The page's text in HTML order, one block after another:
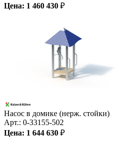
Цена: 1 460 430 ₽
Насос в домике (нерж. стойки)
Арт.: 0-33155-502
Цена: 1 644 630 ₽